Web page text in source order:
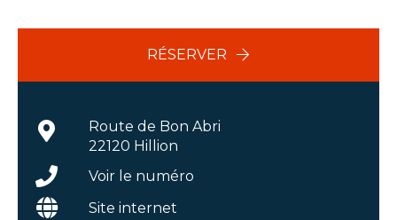
RÉSERVER
Route de Bon Abri
22120 Hillion
Voir le numéro
Site internet